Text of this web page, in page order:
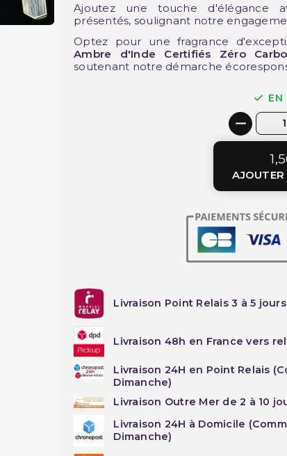
Ajoutez une touche d'élégance
présentés, soulignant notre
Optez pour une fragrance
Ambre d'Inde Certifiés Zéro
soutenant notre démarche
EN
AJOUTER
Livraison Point Relais 3 à 5
Livraison 48h en France vers
Livraison 24H en Point Relais
Dimanche)
Livraison Outre Mer de 2 à 10
Livraison 24H à Domicile
Dimanche)